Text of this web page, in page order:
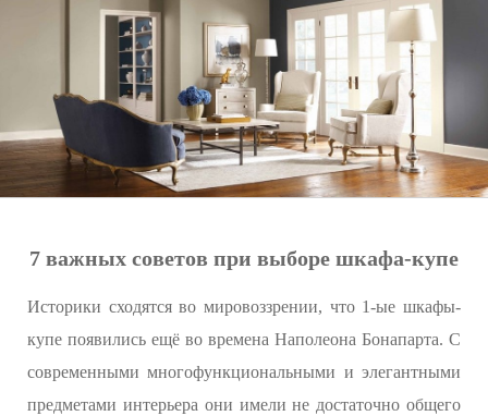
7 важных советов при выборе шкафа-купе
Историки сходятся во мировоззрении, что 1-ые шкафы-
купе появились ещё во времена Наполеона Бонапарта. С
современными многофункциональными и элегантными
предметами интерьера они имели не достаточно общего